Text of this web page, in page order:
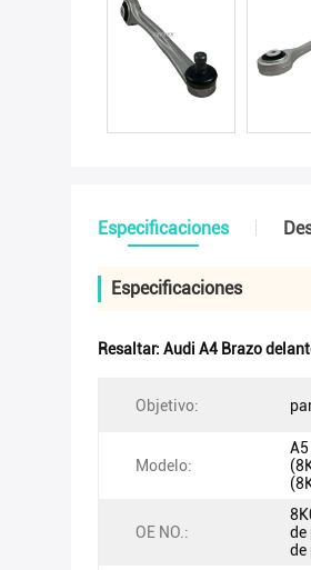
Especificaciones
Especificaciones
Resaltar: Audi A4 Brazo
Objetivo:
Modelo:
OE NO.:
de
de